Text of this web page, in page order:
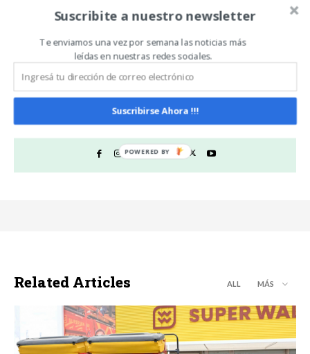
Camelina en Entre Ríos
para esta campaña
semestre del 2024 en
Paraguay
Noticias De Campo
https://www.noticiasdecampo.com/
Related Articles ALL MÁS
Suscribite a nuestro newsletter
Te enviamos una vez por semana las noticias más
leídas en nuestras redes sociales.
Suscribirse Ahora !!!